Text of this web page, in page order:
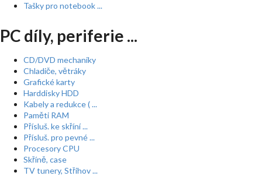
Tašky pro notebook ...
PC díly, periferie ...
CD/DVD mechaniky
Chladiče, větráky
Grafické karty
Harddisky HDD
Kabely a redukce ( ...
Paměti RAM
Přísluš. ke skříní ...
Přísluš. pro pevné ...
Procesory CPU
Skříně, case
TV tunery, Střihov ...